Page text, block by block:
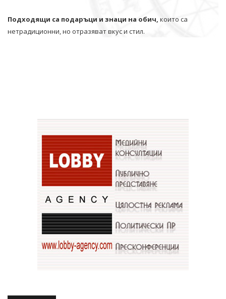
Подходящи са подаръци и знаци на обич, които са
нетрадиционни, но отразяват вкус и стил.